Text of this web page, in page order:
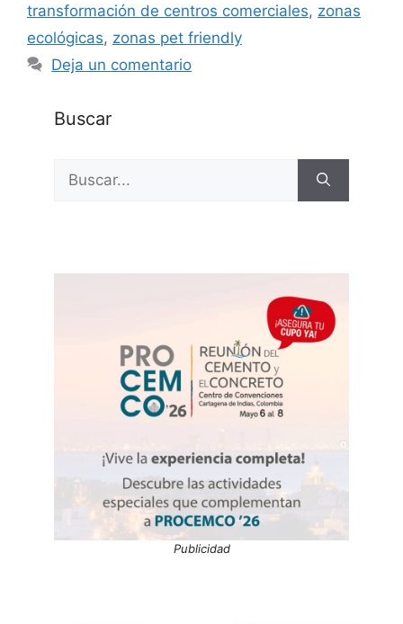
transformación de centros comerciales, zonas
ecológicas, zonas pet friendly
Deja un comentario
Buscar
Publicidad